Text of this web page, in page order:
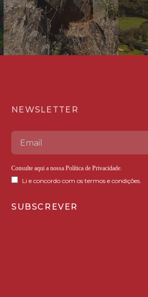
NEWSLETTER
Consulte aqui a nossa Política de Privacidade.
Li e concordo com os termos e condições.